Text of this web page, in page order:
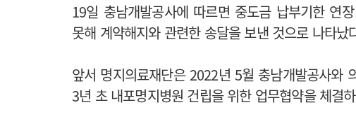
19일 충남개발공사에 따르면 중도금 납부기한 연
못해 계약해지와 관련한 송달을 보낸 것으로 나타났
앞서 명지의료재단은 2022년 5월 충남개발공사
3년 초 내포명지병원 건립을 위한 업무협약을 체결